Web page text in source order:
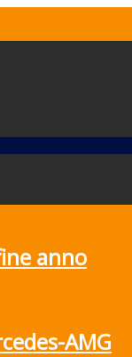
anno
AMG